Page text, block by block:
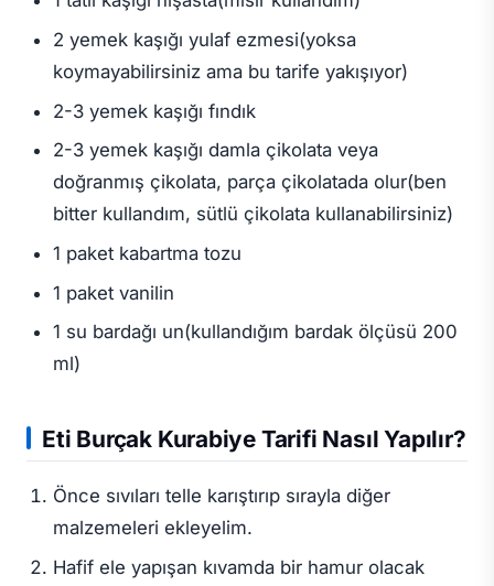
2 yemek kaşığı yulaf ezmesi(yoksa
koymayabilirsiniz ama bu tarife yakışıyor)
2-3 yemek kaşığı fındık
2-3 yemek kaşığı damla çikolata veya
doğranmış çikolata, parça çikolatada olur(ben
bitter kullandım, sütlü çikolata kullanabilirsiniz)
1 paket kabartma tozu
1 paket vanilin
1 su bardağı un(kullandığım bardak ölçüsü 200
ml)
Eti Burçak Kurabiye Tarifi Nasıl Yapılır?
Önce sıvıları telle karıştırıp sırayla diğer
malzemeleri ekleyelim.
Hafif ele yapışan kıvamda bir hamur olacak